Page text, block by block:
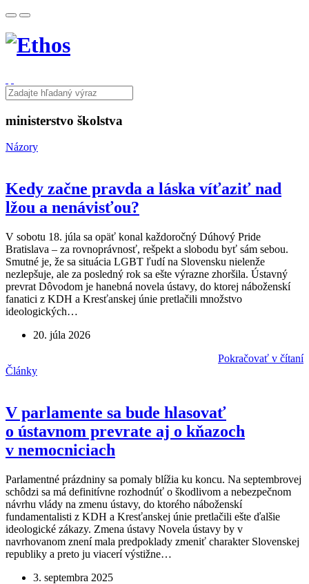
ministerstvo školstva
Názory
Kedy začne pravda a láska víťaziť nad
lžou a nenávisťou?
V sobotu 18. júla sa opäť konal každoročný Dúhový Pride
Bratislava – za rovnoprávnosť, rešpekt a slobodu byť sám sebou.
Smutné je, že sa situácia LGBT ľudí na Slovensku nielenže
nezlepšuje, ale za posledný rok sa ešte výrazne zhoršila. Ústavný
prevrat Dôvodom je hanebná novela ústavy, do ktorej náboženskí
fanatici z KDH a Kresťanskej únie pretlačili množstvo
ideologických…
20. júla 2026
Pokračovať v čítaní
Články
V parlamente sa bude hlasovať
o ústavnom prevrate aj o kňazoch
v nemocniciach
Parlamentné prázdniny sa pomaly blížia ku koncu. Na septembrovej
schôdzi sa má definitívne rozhodnúť o škodlivom a nebezpečnom
návrhu vlády na zmenu ústavy, do ktorého náboženskí
fundamentalisti z KDH a Kresťanskej únie pretlačili ešte ďalšie
ideologické zákazy. Zmena ústavy Novela ústavy by v
navrhovanom znení mala predpoklady zmeniť charakter Slovenskej
republiky a preto ju viacerí výstižne…
3. septembra 2025